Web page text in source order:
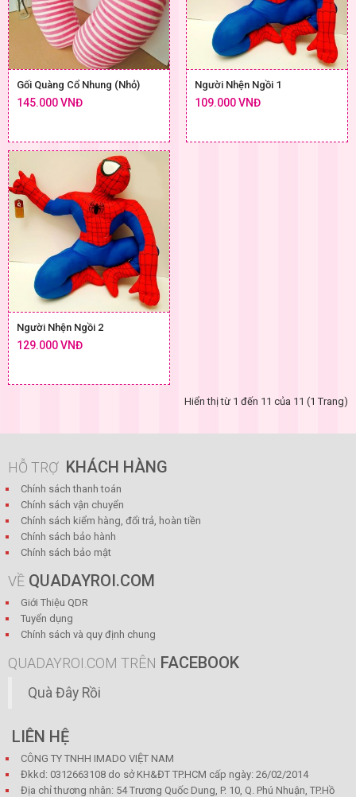
Gối Quàng Cổ Nhung (Nhỏ)
145.000 VNĐ
Người Nhện Ngồi 1
109.000 VNĐ
Người Nhện Ngồi 2
129.000 VNĐ
Hiển thị từ 1 đến 11 của 11 (1 Trang)
HỖ TRỢ KHÁCH HÀNG
Chính sách thanh toán
Chính sách vận chuyển
Chính sách kiểm hàng, đổi trả, hoàn tiền
Chính sách bảo hành
Chính sách bảo mật
VỀ QUADAYROI.COM
Giới Thiệu QDR
Tuyển dụng
Chính sách và quy định chung
QUADAYROI.COM TRÊN FACEBOOK
Quà Đây Rồi
LIÊN HỆ
CÔNG TY TNHH IMADO VIỆT NAM
Đkkd: 0312663108 do sở KH&ĐT TP.HCM cấp ngày: 26/02/2014
Địa chỉ thương nhân: 54 Trương Quốc Dung, P. 10, Q. Phú Nhuận, TP.Hồ